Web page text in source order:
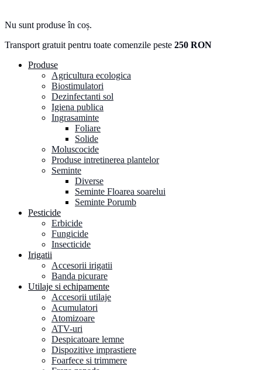
Nu sunt produse în coș.
Transport gratuit pentru toate comenzile peste 250 RON
Produse
Agricultura ecologica
Biostimulatori
Dezinfectanti sol
Igiena publica
Ingrasaminte
Foliare
Solide
Moluscocide
Produse intretinerea plantelor
Seminte
Diverse
Seminte Floarea soarelui
Seminte Porumb
Pesticide
Erbicide
Fungicide
Insecticide
Irigatii
Accesorii irigatii
Banda picurare
Utilaje si echipamente
Accesorii utilaje
Acumulatori
Atomizoare
ATV-uri
Despicatoare lemne
Dispozitive imprastiere
Foarfece si trimmere